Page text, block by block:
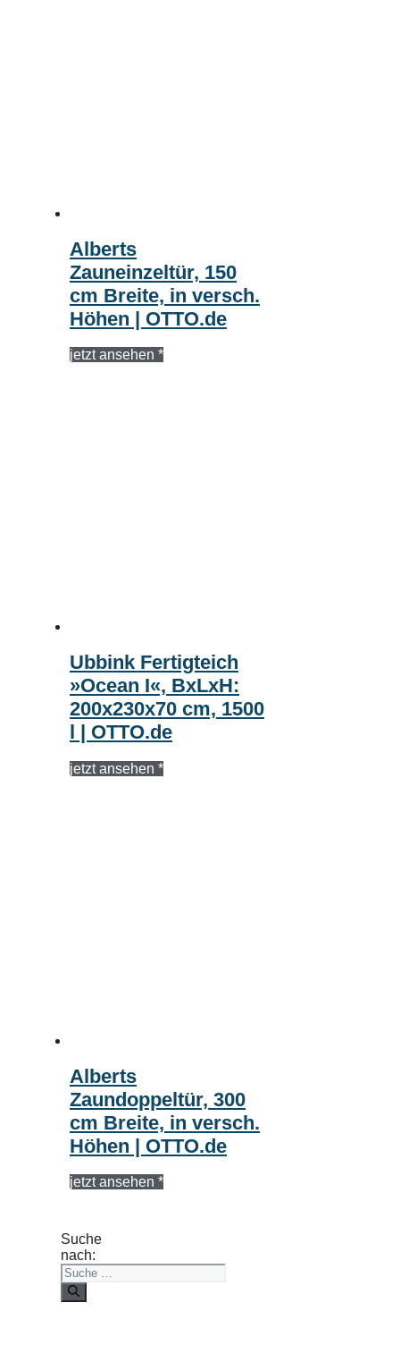
Alberts
Zauneinzeltür, 150
cm Breite, in versch.
Höhen | OTTO.de
jetzt ansehen *
Ubbink Fertigteich
»Ocean I«, BxLxH:
200x230x70 cm, 1500
l | OTTO.de
jetzt ansehen *
Alberts
Zaundoppeltür, 300
cm Breite, in versch.
Höhen | OTTO.de
jetzt ansehen *
Suche
nach: